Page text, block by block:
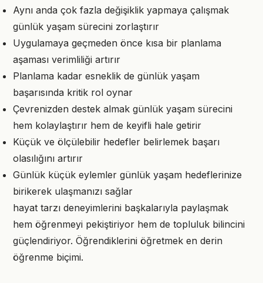
Aynı anda çok fazla değişiklik yapmaya çalışmak
günlük yaşam sürecini zorlaştırır
Uygulamaya geçmeden önce kısa bir planlama
aşaması verimliliği artırır
Planlama kadar esneklik de günlük yaşam
başarısında kritik rol oynar
Çevrenizden destek almak günlük yaşam sürecini
hem kolaylaştırır hem de keyifli hale getirir
Küçük ve ölçülebilir hedefler belirlemek başarı
olasılığını artırır
Günlük küçük eylemler günlük yaşam hedeflerinize
birikerek ulaşmanızı sağlar
hayat tarzı deneyimlerini başkalarıyla paylaşmak
hem öğrenmeyi pekiştiriyor hem de topluluk bilincini
güçlendiriyor. Öğrendiklerini öğretmek en derin
öğrenme biçimi.